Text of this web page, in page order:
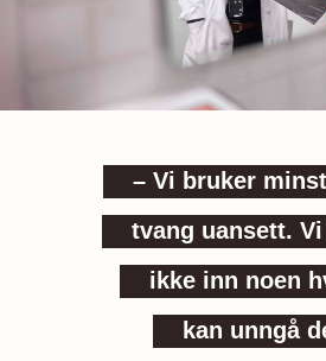
– Vi bruker
tvang uansett.
ikke inn noen
kan unngå